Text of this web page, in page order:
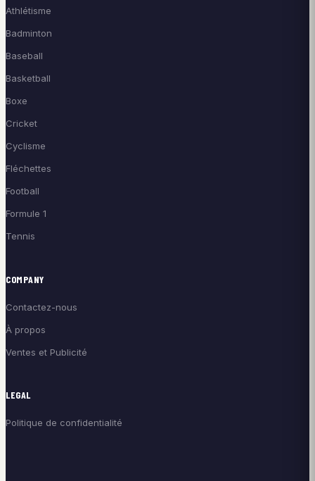
Athlétisme
Badminton
Baseball
Basketball
Boxe
Cricket
Cyclisme
Fléchettes
Football
Formule 1
Tennis
COMPANY
Contactez-nous
À propos
Ventes et Publicité
LEGAL
Politique de confidentialité